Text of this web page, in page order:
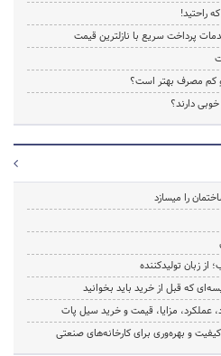
راحتید!
پرداخت سریع با نازلترین قیمت
کم مصرف بهتر است؟
دارند؟
را میسازد
از زبان تولیدکننده
که قبل از خرید باید بخوانید
مزایا، قیمت و خرید سیل پات
و بهره‌وری برای کارخانه‌های صنعتی